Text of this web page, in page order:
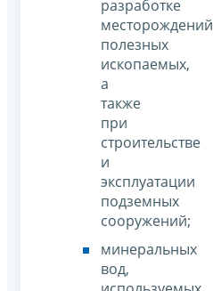
разработке
месторождений
полезных
ископаемых,
а
также
при
строительстве
и
эксплуатации
подземных
сооружений;
минеральных
вод,